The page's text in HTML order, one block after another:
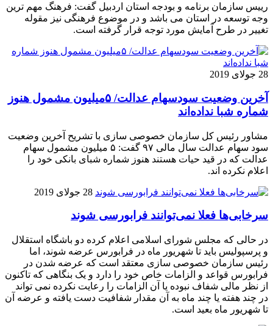
رییس سازمان برنامه و بودجه استان اردبیل گفت: فرهنگ مهم ترین
وجه توسعه در استان می باشد و در موضوع فرهنگی نیز مقوله
تغییر در طرح آمایش مورد توجه قرار گرفته است.
28 جولای 2019
آخرین وضعیت سودسهام عدالت/ ۵میلیون مشمول هنوز
شماره شبا نداده‌اند
مشاور رئیس کل سازمان خصوصی سازی با تشریح آخرین وضعیت
سود سهام عدالت سال مالی ۹۷ گفت: ۵ میلیون مشمول سهام
عدالت که در قید حیات هستند هنوز شماره شبای بانکی خود را
اعلام نکرده اند.
28 جولای 2019
سرخابی‌ها فعلا نمی‌توانند فرابورسی شوند
در حالی که مجلس شورای اسلامی اعلام کرده دو باشگاه استقلال
و پرسپولیس باید تا شهریور ماه در فرابورس عرضه شوند، اما
رئیس سازمان خصوصی سازی معتقد است که عرضه شدن در
فرابورس قواعد و الزامات خاص خود را دارد و یک بنگاهی که تاکنون
از نظر مالی شفاف نبوده یا آن الزامات را رعایت نکرده نمی تواند
در چند هفته یا چند ماه به آن مقدار شفافیت دست یافته و عرضه آن
تا شهریور ماه بعید است.